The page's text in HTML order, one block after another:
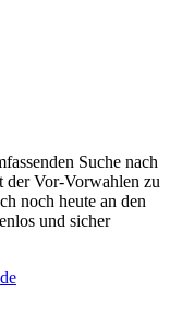
Suche nach
der Vor-Vorwahlen zu
noch heute an den
und sicher